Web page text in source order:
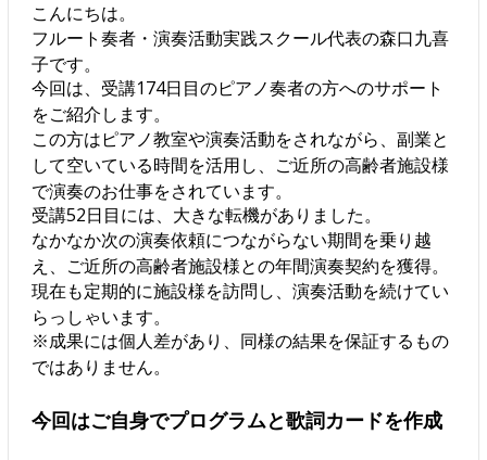
こんにちは。
フルート奏者・演奏活動実践スクール代表の森口九喜
子です。
今回は、受講174日目のピアノ奏者の方へのサポート
をご紹介します。
この方はピアノ教室や演奏活動をされながら、副業と
して空いている時間を活用し、ご近所の高齢者施設様
で演奏のお仕事をされています。
受講52日目には、大きな転機がありました。
なかなか次の演奏依頼につながらない期間を乗り越
え、ご近所の高齢者施設様との年間演奏契約を獲得。
現在も定期的に施設様を訪問し、演奏活動を続けてい
らっしゃいます。
※成果には個人差があり、同様の結果を保証するもの
ではありません。
今回はご自身でプログラムと歌詞カードを作成